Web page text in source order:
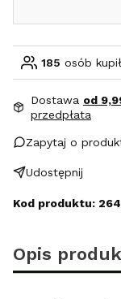
185 osób
Dostawa od
przedpłata
Zapytaj o
Udostępnij
Kod produktu:
Opis